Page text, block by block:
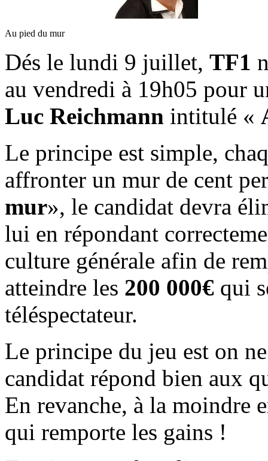
Au pied du mur
Dés le lundi 9 juillet, TF1
au vendredi à 19h05 pour
Luc Reichmann intitulé «
Le principe est simple,
affronter un mur de cent
mur», le candidat devra
lui en répondant
culture générale afin de
atteindre les 200 000€ qui
téléspectateur.
Le principe du jeu est on
candidat répond bien aux
En revanche, à la moindre
qui remporte les gains !